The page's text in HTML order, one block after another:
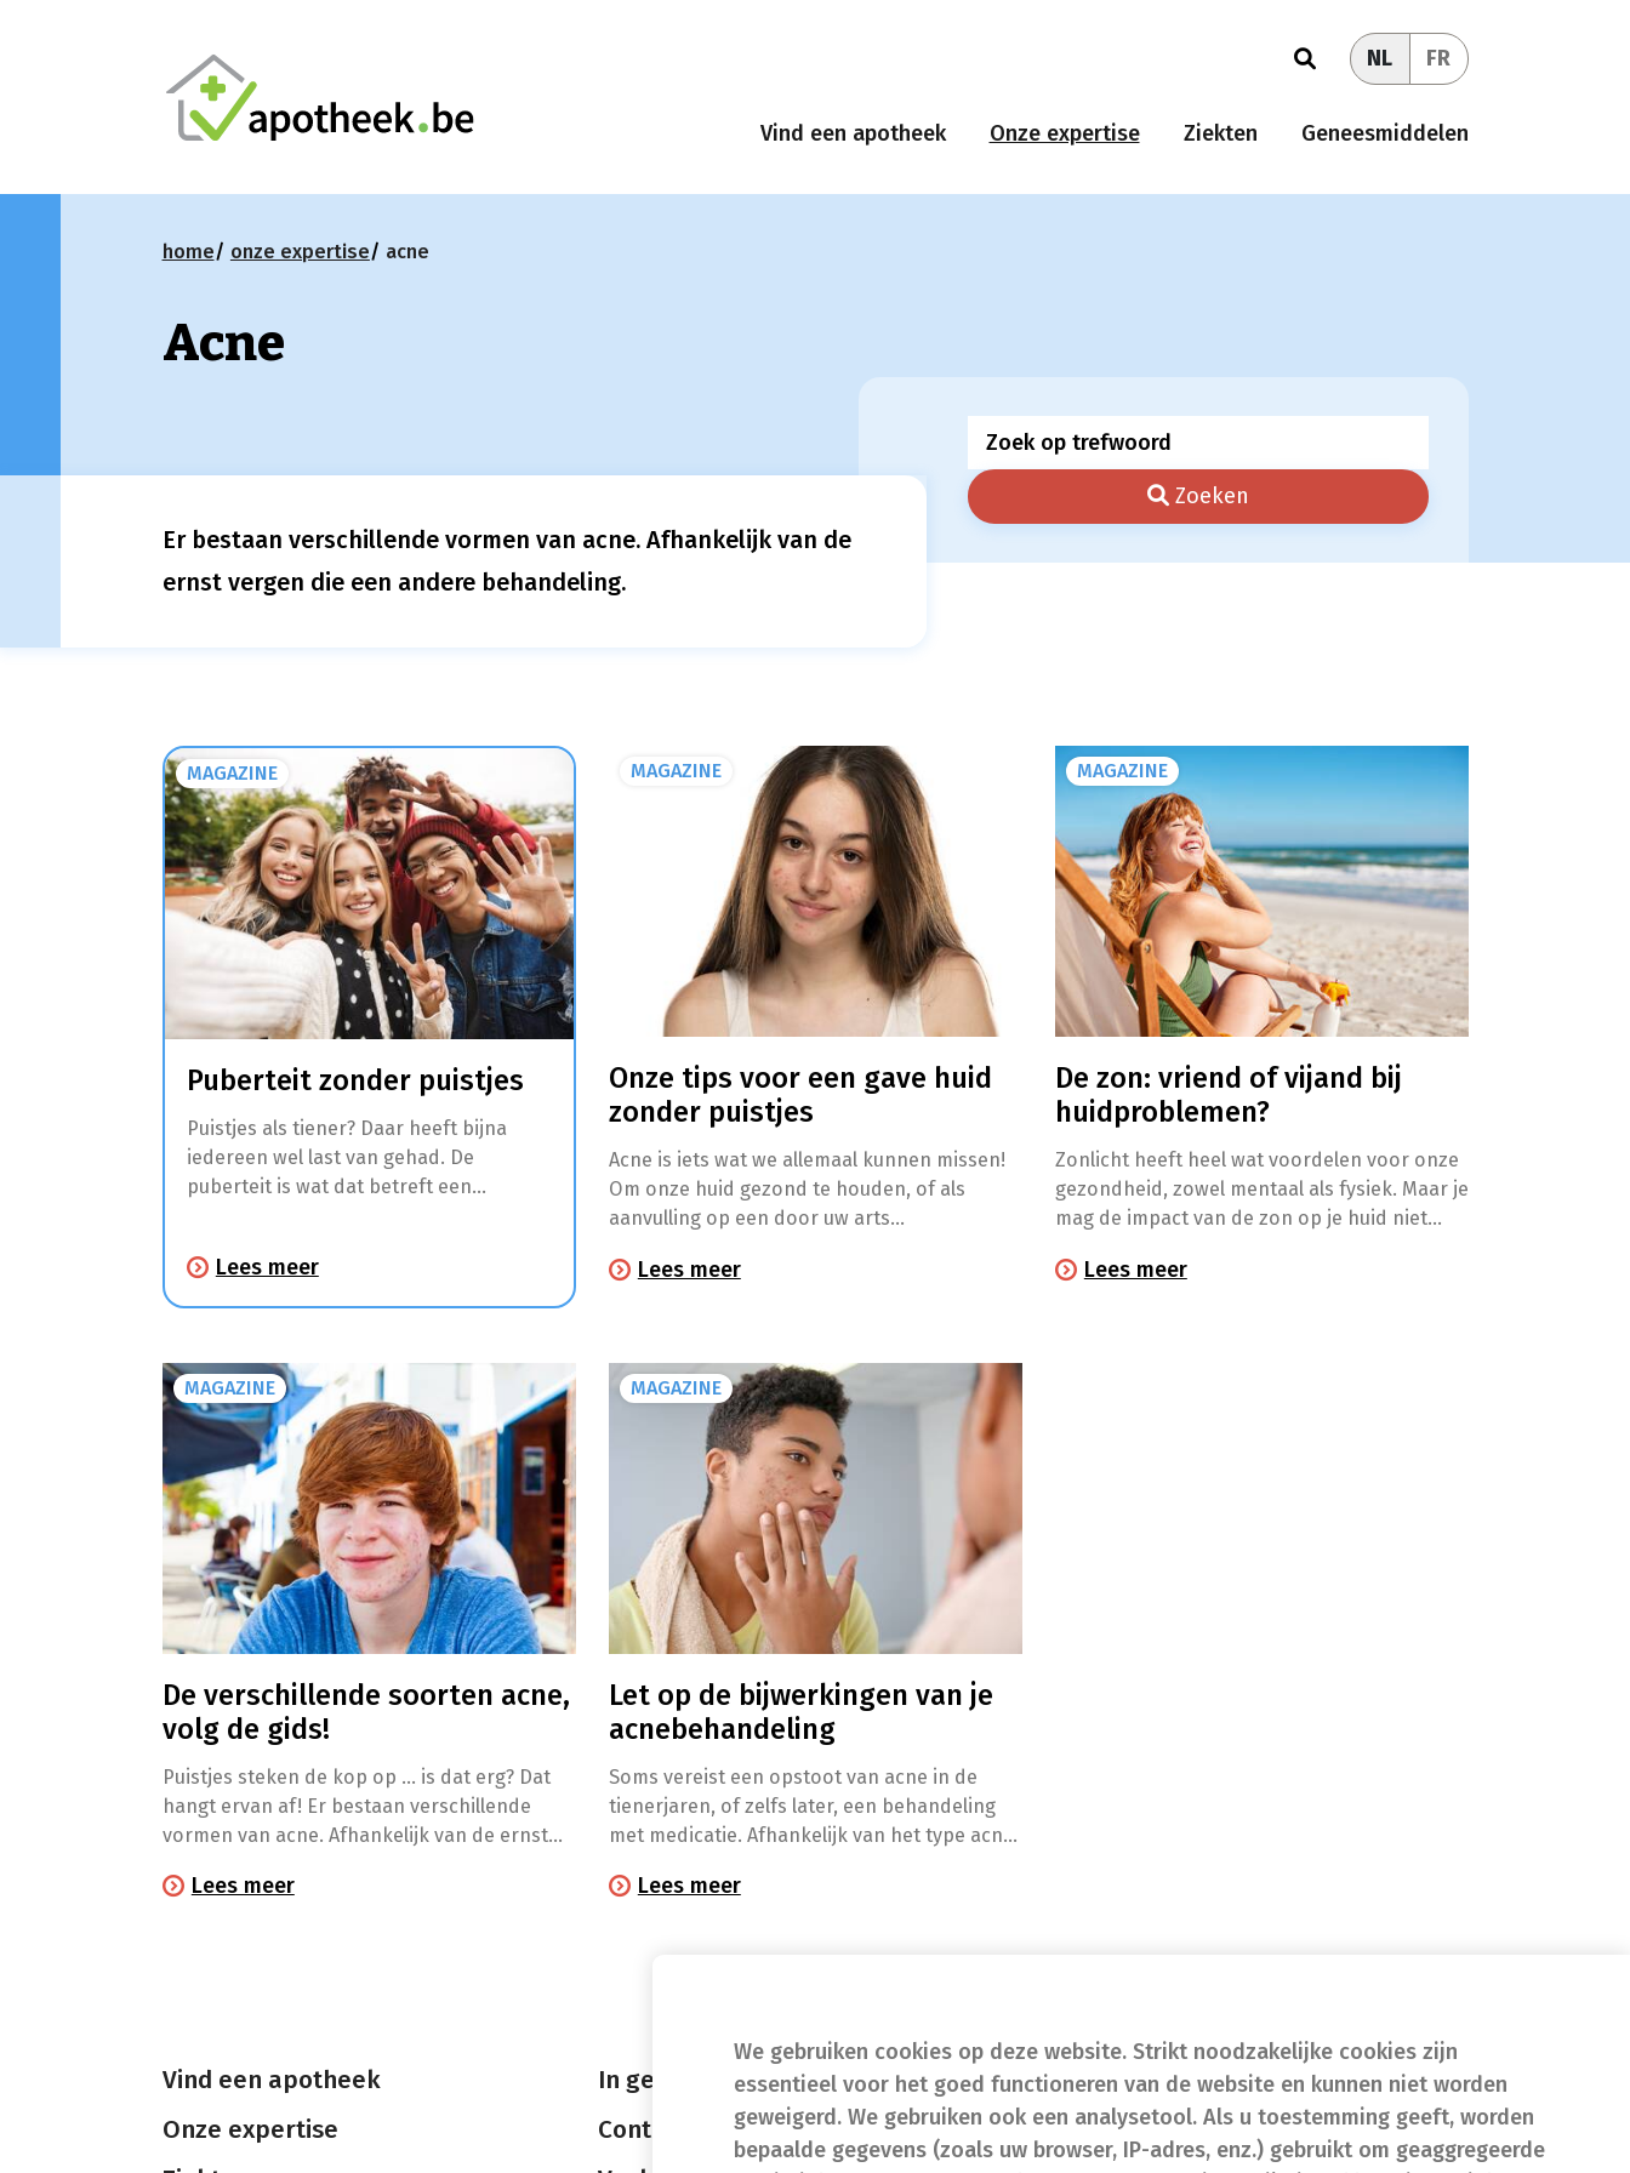
We gebruiken cookies op deze website. Strikt noodzakelijke cookies zijn
essentieel voor het goed functioneren van de website en kunnen niet worden
geweigerd. We gebruiken ook een analysetool. Als u toestemming geeft, worden
bepaalde gegevens (zoals uw browser, IP-adres, enz.) gebruikt om geaggregeerde
NL FR
Vind een apotheek Onze expertise Ziekten Geneesmiddelen
home onze expertise acne
Acne
Zoeken
Er bestaan verschillende vormen van acne. Afhankelijk van de
ernst vergen die een andere behandeling.
MAGAZINE
Onze tips voor een gave huid
zonder puistjes
Acne is iets wat we allemaal kunnen missen!
Om onze huid gezond te houden, of als
aanvulling op een door uw arts
tegen acne, is het belangrijk om enkele
Lees meer
MAGAZINE
De zon: vriend of vijand bij
huidproblemen?
Zonlicht heeft heel wat voordelen voor onze
gezondheid, zowel mentaal als fysiek. Maar je
mag de impact van de zon op je huid niet
risico op huidkanker kan zonlicht ook een
Lees meer
MAGAZINE
Puberteit zonder puistjes
Puistjes als tiener? Daar heeft bijna
iedereen wel last van gehad. De
puberteit is wat dat betreft een
Opstoten van jeugdacne mogen niet
worden gebanaliseerd, omdat ze het
aantasten. En natuurlijk kunnen puistjes
soms ook littekens nalaten.
Lees meer
MAGAZINE
De verschillende soorten acne,
volg de gids!
Puistjes steken de kop op … is dat erg? Dat
hangt ervan af! Er bestaan verschillende
vormen van acne. Afhankelijk van de ernst
afwachting van een diagnose door de dokter,
Lees meer
MAGAZINE
Let op de bijwerkingen van je
acnebehandeling
Soms vereist een opstoot van acne in de
tienerjaren, of zelfs later, een behandeling
met medicatie. Afhankelijk van het type acne
vaak enkele maanden. Het is het belangrijk
Lees meer
Vind een apotheek
Onze expertise
In geval van nood
Contact